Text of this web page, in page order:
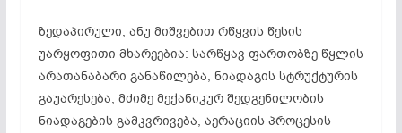
ზედაპირული, ანუ მიშვებით რწყვის წესის
უარყოფითი მხარეებია: სარწყავ ფართობზე წყლის
არათანაბარი განაწილება, ნიადაგის სტრუქტურის
გაუარესება, მძიმე მექანიკურ შედგენილობის
ნიადაგების გამკვრივება, აერაციის პროცესის